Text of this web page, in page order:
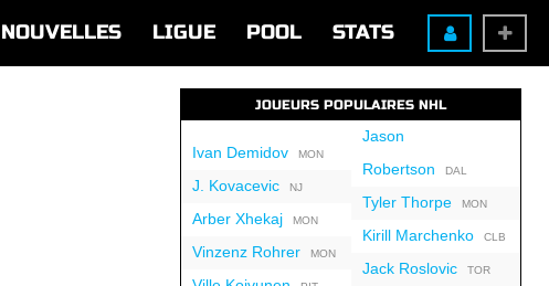
NOUVELLES LIGUE POOL STATS
JOUEURS POPULAIRES NHL
Ivan DemidovMON
J. KovacevicNJ
Arber XhekajMON
Vinzenz RohrerMON
Jason
Robertson DAL
Tyler ThorpeMON
Kirill MarchenkoCLB
Jack RoslovicTOR